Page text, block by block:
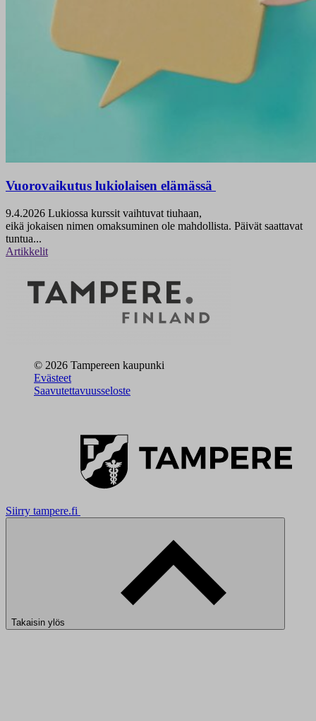
Vuorovaikutus lukiolaisen elämässä
9.4.2026 Lukiossa kurssit vaihtuvat tiuhaan,
eikä jokaisen nimen omaksuminen ole mahdollista. Päivät saattavat
tuntua...
Artikkelit
© 2026 Tampereen kaupunki
Evästeet
Saavutettavuusseloste
Siirry tampere.fi
Takaisin ylös